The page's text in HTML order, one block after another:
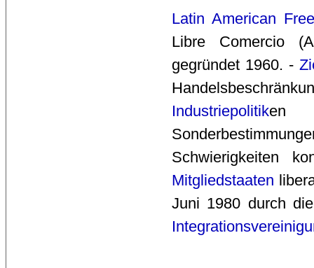
Latin American
Libre Comercio
gegründet 1960. -
Industriepolitiken
Schwierigkeiten
Mitgliedstaaten
Juni 1980 durch